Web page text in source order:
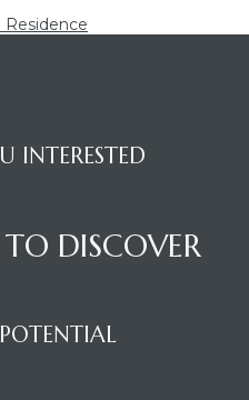
Residence
INTERESTED
DISCOVER